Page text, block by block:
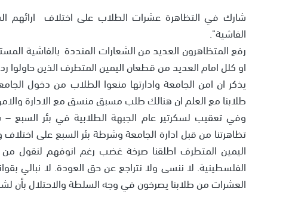
شارك في التظاهرة عشرات الطلاب على اختلاف
الفاشية".
رفع المتظاهرون العديد من الشعارات المنددة
او كلل امام العديد من قطعان اليمين المتطرف الذين حاولوا
يذكر ان امن الجامعة وادارتها منعوا الطلاب من دخول
طلابنا مع العلم ان هنالك طلب مسبق منسق مع الادارة
وفي تعقيب لسكرتير عام الجبهة الطلابية في بئر
تظاهرتنا من قبل ادارة الجامعة وشرطة بئر السبع على
اليمين المتطرف اطلقنا صرخة غضب رغم انوفهم لنقول من
الفلسطينية. لا ننسى ولا نتراجع عن حق العودة. لا نبالي
العشرات من طلابنا يصرخون في وجه السلطة والاحتلال بأن